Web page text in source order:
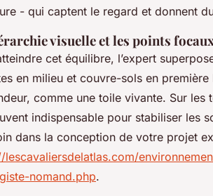
- qui captent le regard et donnent
visuelle et les points
cet équilibre, l’expert
en milieu et couvre-sols en
comme une toile vivante. Sur les
indispensable pour stabiliser les
dans la conception de votre projet
lescavaliersdelatlas.com/
nomand.php.